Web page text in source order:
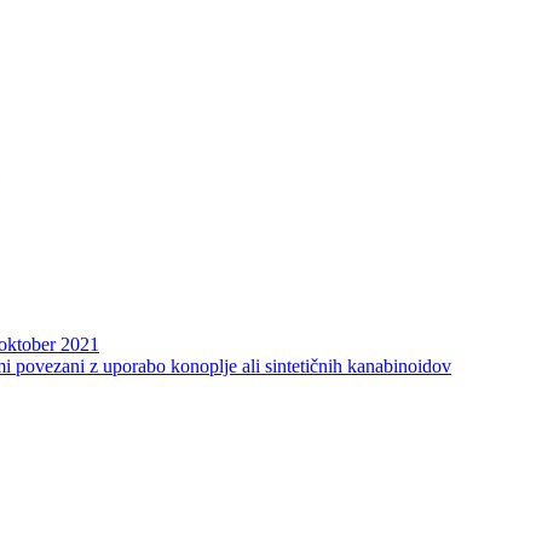
2021
povezani z uporabo konoplje ali sintetičnih kanabinoidov